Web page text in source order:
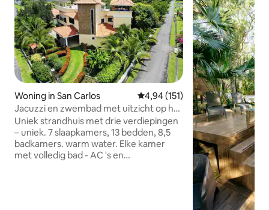
Woning in San Carlos Gemiddelde beoordeling van
4,94 (151)
Jacuzzi en zwembad met uitzicht op het
dak | Conciërgeservice
Uniek strandhuis met drie verdiepingen
– uniek. 7 slaapkamers, 13 bedden, 8,5
badkamers. warm water. Elke kamer
met volledig bad - AC 's en